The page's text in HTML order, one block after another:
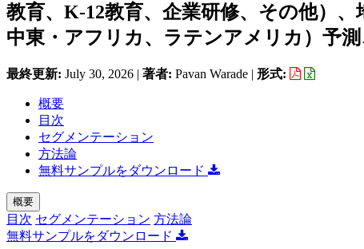
教育、K-12教育、企業研修、その他）
中東・アフリカ、ラテンアメリカ）予測
最終更新: July 30, 2026 | 著者: Pavan Warade | 形式:
概要
目次
セグメンテーション
方法論
無料サンプルをダウンロード
概要
目次 セグメンテーション 方法論
無料サンプルをダウンロード